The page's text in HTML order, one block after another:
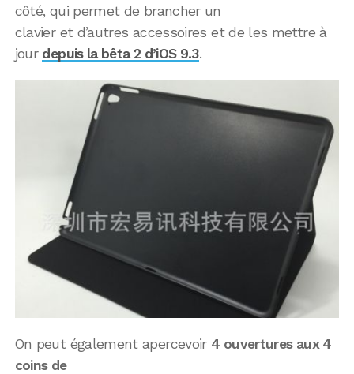
côté, qui permet de brancher un
clavier et d’autres accessoires et de les mettre à
jour depuis la bêta 2 d’iOS 9.3.
On peut également apercevoir 4 ouvertures aux 4
coins de